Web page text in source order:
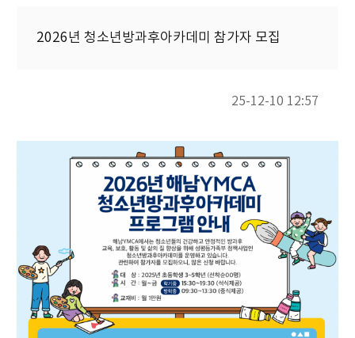
2026년 청소년방과후아카데미 참가자 모집
25-12-10 12:57